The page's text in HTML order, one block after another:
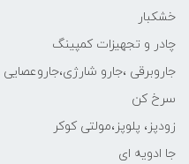
خشکبار
چادر و تجهیزات کمپینگ
جاروبرقی ،جارو شارژی،جاروعصایی
سرخ کن
زودپز، پلوپز،مولتی کوکر
جا ادویه ای